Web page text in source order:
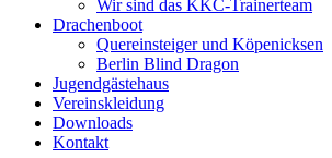
Wir sind das KKC-Trainerteam
Drachenboot
Quereinsteiger und Köpenicksen
Berlin Blind Dragon
Jugendgästehaus
Vereinskleidung
Downloads
Kontakt